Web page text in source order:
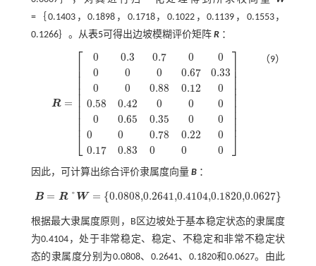
=｛0.1403，0.1898，0.1718，0.1022，0.1139，0.1553，
0.1266｝。从表5可得出边坡模糊评价矩阵 R：
R =
⎡
⎣
⎢⎢⎢⎢⎢⎢⎢⎢⎢⎢⎢
0
0
0
0.58
0
0
0.17
0.3
0
0
0.42
0.65
0
0.83
0.7
0
0.88
0
0.35
0.78
0
0
0.67
0.12
0
0
0.22
0
0
0.33
0
0
0
0
0
⎤
⎦
⎥⎥⎥⎥⎥⎥⎥⎥⎥⎥⎥
R= 00.30.7000 0.670.33 00 0.12 0.580.42
（9）
因此，可计算出综合评价隶属度向量 B：
B = R ° W = {0.0808,0.2641,0.4104,0.1820,0.0627}
B= R ° W= 0.0808,0.2641,0.4104,0.1820,0.0627}
根据最大隶属度原则，B区边坡处于基本稳定状态的隶属度
为0.4104，处于非常稳定、稳定、不稳定和非常不稳定状
态的隶属度分别为0.0808、0.2641、0.1820和0.0627。由此